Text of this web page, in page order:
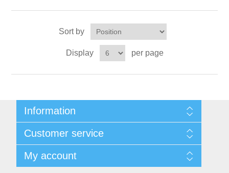
Sort by
Display per page
Information
Shipping & returns
Privacy notice
About us
Contact us
Customer service
News
My account